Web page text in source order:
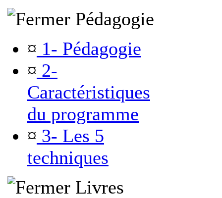
Pédagogie
¤ 1- Pédagogie
¤ 2-
Caractéristiques
du programme
¤ 3- Les 5
techniques
Livres